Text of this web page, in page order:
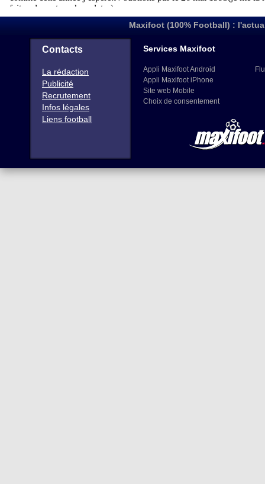
Maxifoot (100% Football) :
Contacts
La rédaction
Publicité
Recrutement
Infos légales
Liens football
Services Maxifoot
Appli Maxifoot Android
Appli Maxifoot iPhone
Site web Mobile
Choix de consentement